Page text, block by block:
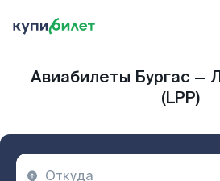
Авиабилеты Бургас —
(LPP)